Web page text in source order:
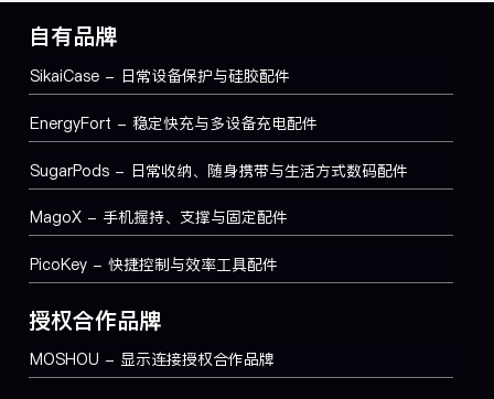
如何选择适合日常设备的硅胶
保护套
自有品牌
SikaiCase - 日常设备保护与硅胶配件
EnergyFort - 稳定快充与多设备充电配件
SugarPods - 日常收纳、随身携带与生活方式数码配件
MagoX - 手机握持、支撑与固定配件
PicoKey - 快捷控制与效率工具配件
授权合作品牌
MOSHOU - 显示连接授权合作品牌